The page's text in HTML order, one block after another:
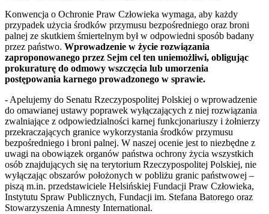
Konwencja o Ochronie Praw Człowieka wymaga, aby każdy
przypadek użycia środków przymusu bezpośredniego oraz broni
palnej ze skutkiem śmiertelnym był w odpowiedni sposób badany
przez państwo. Wprowadzenie w życie rozwiązania
zaproponowanego przez Sejm cel ten uniemożliwi, obligując
prokuraturę do odmowy wszczęcia lub umorzenia
postępowania karnego prowadzonego w sprawie.
- Apelujemy do Senatu Rzeczypospolitej Polskiej o wprowadzenie
do omawianej ustawy poprawek wyłączających z niej rozwiązania
zwalniające z odpowiedzialności karnej funkcjonariuszy i żołnierzy
przekraczających granice wykorzystania środków przymusu
bezpośredniego i broni palnej. W naszej ocenie jest to niezbędne z
uwagi na obowiązek organów państwa ochrony życia wszystkich
osób znajdujących się na terytorium Rzeczypospolitej Polskiej, nie
wyłączając obszarów położonych w pobliżu granic państwowej –
piszą m.in. przedstawiciele Helsińskiej Fundacji Praw Człowieka,
Instytutu Spraw Publicznych, Fundacji im. Stefana Batorego oraz
Stowarzyszenia Amnesty International.